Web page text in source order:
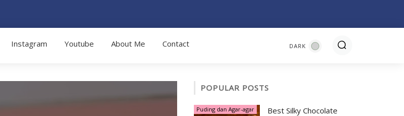
Instagram Youtube About Me Contact
POPULAR POSTS
Puding dan Agar-agar
Best Silky Chocolate